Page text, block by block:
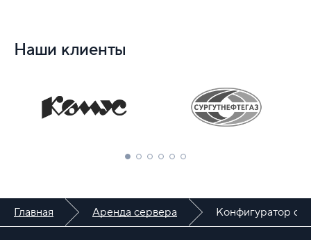
Наши клиенты
Главная Аренда сервера Конфигуратор